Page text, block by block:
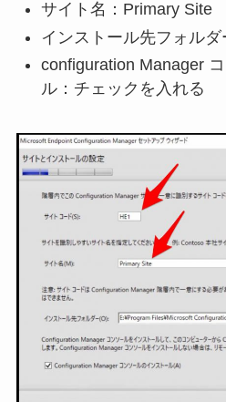
サイト名：Primary Site
インストール先フォル
configuration Manager
ル：チェックを入れる